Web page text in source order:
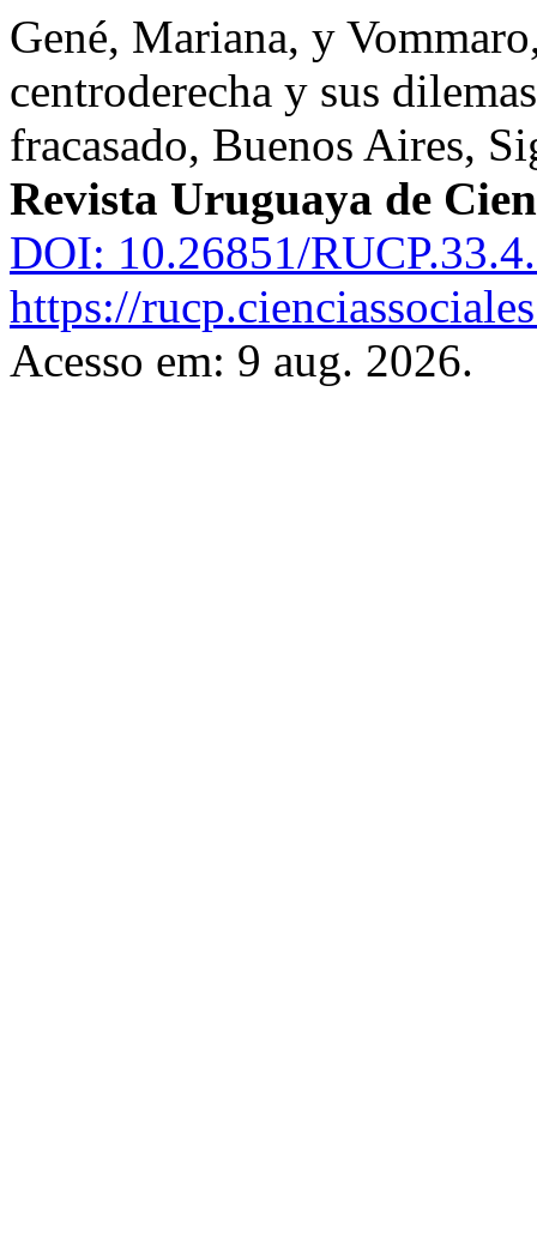
Gené, Mariana, y
centroderecha y sus
fracasado, Buenos Aires,
Revista Uruguaya de
DOI: 10.26851/RUCP.33.4.
https://
Acesso em: 9 aug. 2026.